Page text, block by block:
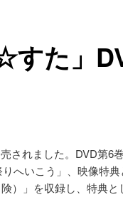
すた」
売されました。DVD第6
へいこう」、映像特
）」を収録し、特典と